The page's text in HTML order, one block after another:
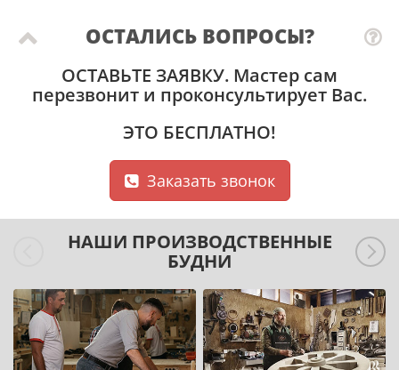
ОСТАЛИСЬ ВОПРОСЫ?
ОСТАВЬТЕ ЗАЯВКУ. Мастер сам
перезвонит и проконсультирует Вас.
ЭТО БЕСПЛАТНО!
Заказать звонок
НАШИ ПРОИЗВОДСТВЕННЫЕ
БУДНИ